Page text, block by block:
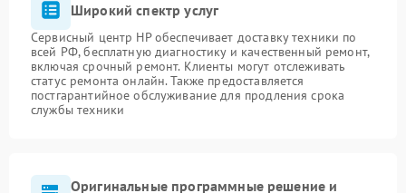
Широкий спектр услуг
Сервисный центр HP обеспечивает доставку техники по
всей РФ, бесплатную диагностику и качественный ремонт,
включая срочный ремонт. Клиенты могут отслеживать
статус ремонта онлайн. Также предоставляется
постгарантийное обслуживание для продления срока
службы техники
Оригинальные программные решение и